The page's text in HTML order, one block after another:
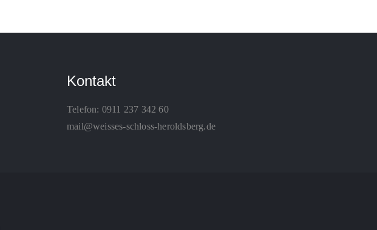
Kontakt
Telefon: 0911 237 342 60
mail@weisses-schloss-heroldsberg.de